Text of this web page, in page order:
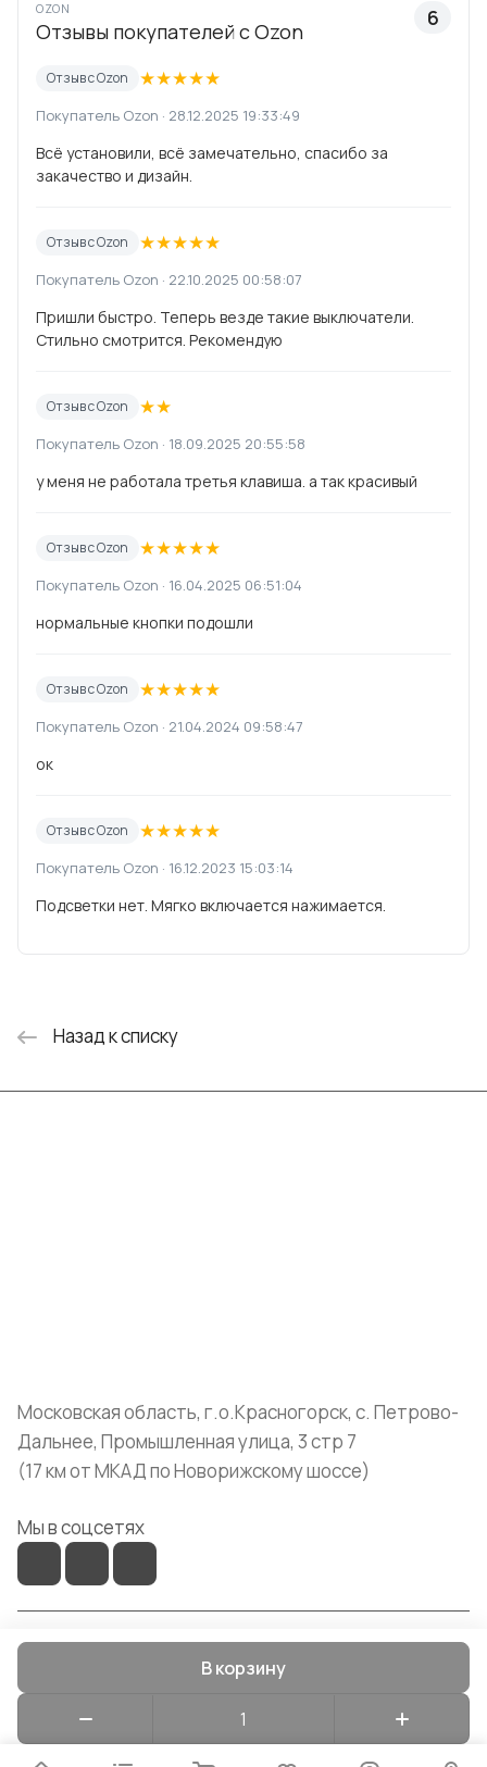
В корзину
OZON
Отзывы покупателей с Ozon
6
Отзыв с Ozon ★★★★★
Покупатель Ozon · 28.12.2025 19:33:49
Всё установили, всё замечательно, спасибо за
закачество и дизайн.
Отзыв с Ozon ★★★★★
Покупатель Ozon · 22.10.2025 00:58:07
Пришли быстро. Теперь везде такие выключатели.
Стильно смотрится. Рекомендую
Отзыв с Ozon ★★
Покупатель Ozon · 18.09.2025 20:55:58
у меня не работала третья клавиша. а так красивый
Отзыв с Ozon ★★★★★
Покупатель Ozon · 16.04.2025 06:51:04
нормальные кнопки подошли
Отзыв с Ozon ★★★★★
Покупатель Ozon · 21.04.2024 09:58:47
ок
Отзыв с Ozon ★★★★★
Покупатель Ozon · 16.12.2023 15:03:14
Подсветки нет. Мягко включается нажимается.
Назад к списку
Московская область, г.о.Красногорск, с. Петрово-
Дальнее, Промышленная улица, 3 стр 7
(17 км от МКАД по Новорижскому шоссе)
Мы в соцсетях
Конфиденциальность Оферта